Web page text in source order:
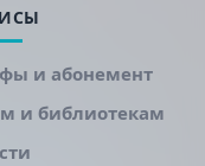
и абонемент
и библиотекам